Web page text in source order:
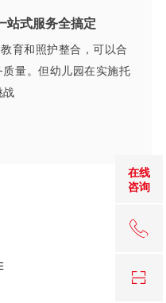
在线
咨询
站式服务全搞定
育和照护整合，可以合
量。但幼儿园在实施托
战